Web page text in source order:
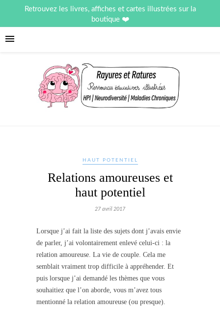
Retrouvez les livres, affiches et cartes illustrées sur la
boutique
HAUT POTENTIEL
Relations amoureuses et
haut potentiel
27 avril 2017
Lorsque j’ai fait la liste des sujets dont j’avais envie
de parler, j’ai volontairement enlevé celui-ci : la
relation amoureuse. La vie de couple. Cela me
semblait vraiment trop difficile à appréhender. Et
puis lorsque j’ai demandé les thèmes que vous
souhaitiez que l’on aborde, vous m’avez tous
mentionné la relation amoureuse (ou presque).